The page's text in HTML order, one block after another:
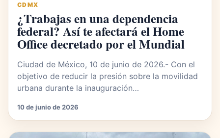
CDMX
¿Trabajas en una dependencia
federal? Así te afectará el Home
Office decretado por el Mundial
Ciudad de México, 10 de junio de 2026.- Con el
objetivo de reducir la presión sobre la movilidad
urbana durante la inauguración…
10 de junio de 2026